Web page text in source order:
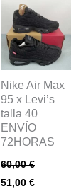
Nike Air Max
95 x Levi’s
talla 40
ENVÍO
72HORAS
60,00€
51,00 €
Este
producto
tiene
múltiples
variantes.
Las
opciones
se
elegir